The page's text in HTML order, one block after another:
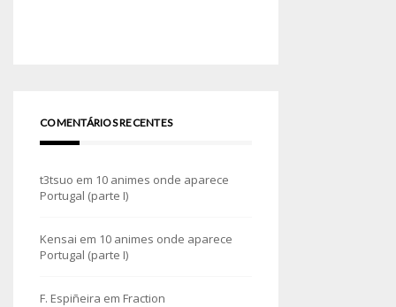
COMENTÁRIOS RECENTES
t3tsuo em 10 animes onde aparece
Portugal (parte I)
Kensai em 10 animes onde aparece
Portugal (parte I)
F. Espiñeira em Fraction